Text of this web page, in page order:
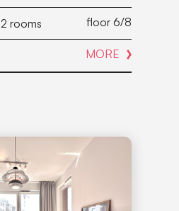
2 rooms floor 6/8
MORE